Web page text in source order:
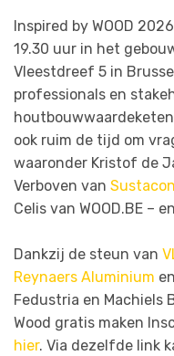
Inspired by WOOD
19.30 uur in het
Vleestdreef 5 in
professionals en
ook ruim de tijd om
waaronder Kristof de
Verboven van Sustacon
Celis van WOOD.BE –
Dankzij de steun van
Reynaers Aluminium en
Fedustria en Machiels
Wood gratis maken
hier. Via dezelfde link